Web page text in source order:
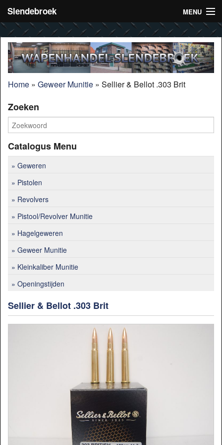
Slendebroek MENU
Home
Wij zijn VVJS-lid
Openingstijden
Contact
Home » Geweer Munitie » Sellier & Bellot .303 Brit
Zoeken
Catalogus Menu
Geweren
Pistolen
Revolvers
Pistool/Revolver Munitie
Hagelgeweren
Geweer Munitie
Kleinkaliber Munitie
Openingstijden
Sellier & Bellot .303 Brit